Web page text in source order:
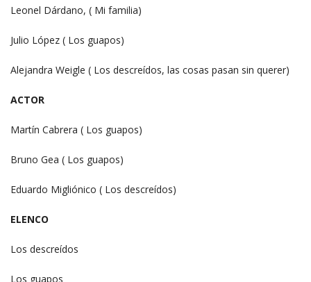
Leonel Dárdano, ( Mi familia)
Julio López ( Los guapos)
Alejandra Weigle ( Los descreídos, las cosas pasan sin querer)
ACTOR
Martín Cabrera ( Los guapos)
Bruno Gea ( Los guapos)
Eduardo Migliónico ( Los descreídos)
ELENCO
Los descreídos
Los guapos